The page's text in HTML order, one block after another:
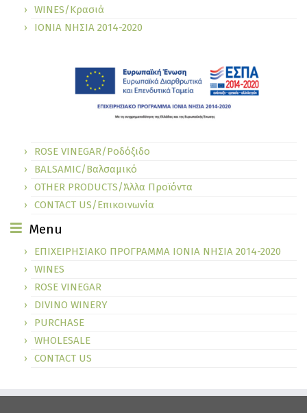
WINES/Κρασιά
ΙΟΝΙΑ ΝΗΣΙΑ 2014-2020
ROSE VINEGAR/Ροδόξιδο
BALSAMIC/Βαλσαμικό
OTHER PRODUCTS/Άλλα Προϊόντα
CONTACT US/Επικοινωνία
Menu
ΕΠΙΧΕΙΡΗΣΙΑΚΟ ΠΡΟΓΡΑΜΜΑ ΙΟΝΙΑ ΝΗΣΙΑ 2014-2020
WINES
ROSE VINEGAR
DIVINO WINERY
PURCHASE
WHOLESALE
CONTACT US